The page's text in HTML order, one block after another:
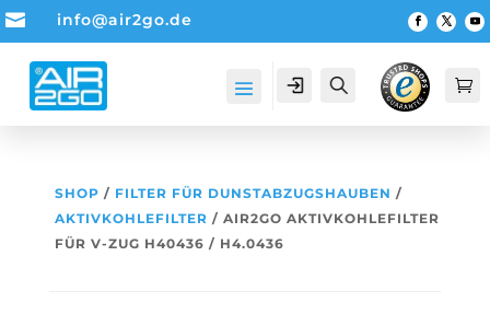
 info@air2go.de
Account Suche 
SHOP / FILTER FÜR DUNSTABZUGSHAUBEN /
AKTIVKOHLEFILTER / AIR2GO AKTIVKOHLEFILTER
FÜR V-ZUG H40436 / H4.0436